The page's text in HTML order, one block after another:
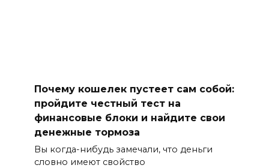
Почему кошелек пустеет сам собой:
пройдите честный тест на
финансовые блоки и найдите свои
денежные тормоза
Вы когда-нибудь замечали, что деньги
словно имеют свойство